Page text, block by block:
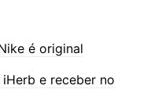
é original
e receber no